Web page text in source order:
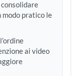
modo pratico le
ai video